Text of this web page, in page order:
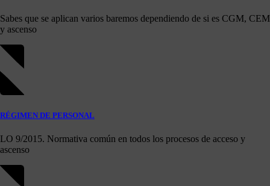
Sabes que se aplican varios baremos dependiendo de si es CGM, CEM
y ascenso
RÉGIMEN DE PERSONAL
LO 9/2015. Normativa común en todos los procesos de acceso y
ascenso